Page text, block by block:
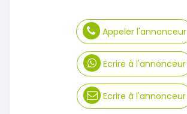
Appeler l'annonceur
Ecrire à l'annonceur
Ecrire à l'annonceur